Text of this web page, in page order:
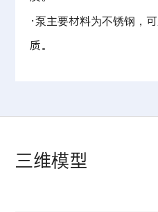
·泵主要材料为不锈钢，
质。
三维模型